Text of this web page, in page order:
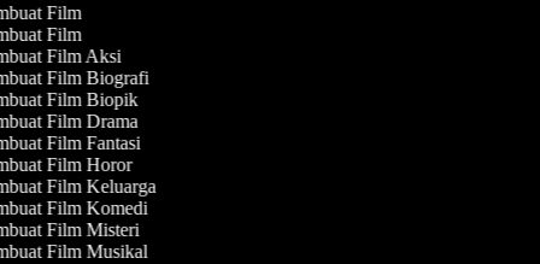
Film
Film
Film Aksi
Film Biografi
Film Biopik
Film Drama
Film Fantasi
Film Horor
Film Keluarga
Film Komedi
Film Misteri
Film Musikal